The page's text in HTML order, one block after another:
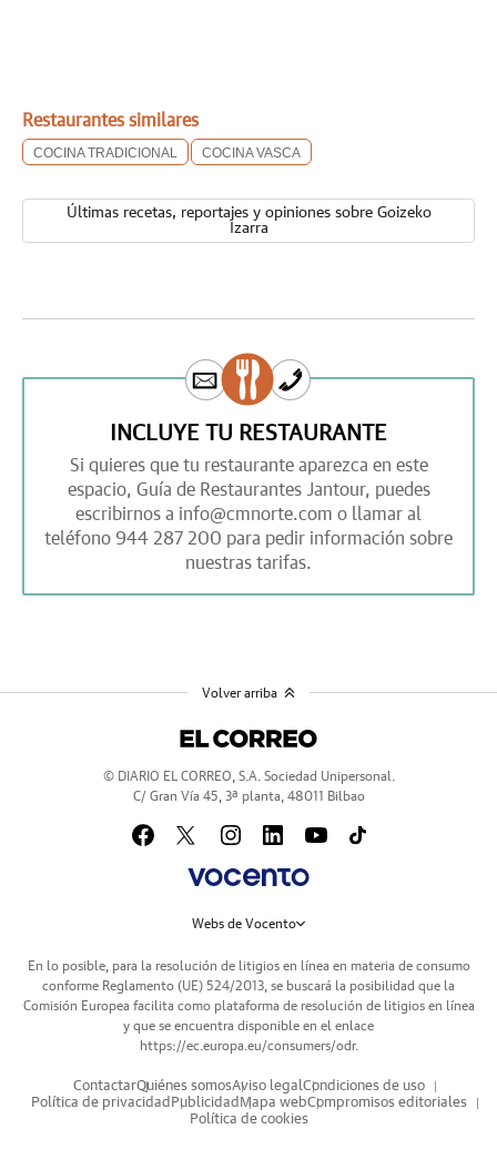
Restaurantes similares
COCINA TRADICIONAL COCINA VASCA
Últimas recetas, reportajes y opiniones sobre Goizeko
Izarra
INCLUYE TU RESTAURANTE
Si quieres que tu restaurante aparezca en este
espacio, Guía de Restaurantes Jantour, puedes
escribirnos a info@cmnorte.com o llamar al
teléfono 944 287 200 para pedir información sobre
nuestras tarifas.
© DIARIO EL CORREO, S.A. Sociedad Unipersonal.
C/ Gran Vía 45, 3ª planta, 48011 Bilbao
Webs de Vocento
En lo posible, para la resolución de litigios en línea en materia de consumo
conforme Reglamento (UE) 524/2013, se buscará la posibilidad que la
Comisión Europea facilita como plataforma de resolución de litigios en línea
y que se encuentra disponible en el enlace
https://ec.europa.eu/consumers/odr.
ContactarQuiénes somosAviso legalCondiciones de uso
Política de privacidad Publicidad Mapa webCompromisos editoriales
Política de cookies
Volver arriba